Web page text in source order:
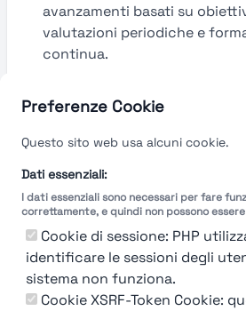
Preferenze Cookie
Questo sito web usa alcuni cookie.
Dati essenziali:
I dati essenziali sono necessari per fare
correttamente, e quindi non possono
Cookie di sessione: PHP
identificare le sessioni degli
sistema non funziona.
Cookie XSRF-Token Cookie:
avanzamenti basati su
valutazioni periodiche e
continua.
Guarda le valutazioni →